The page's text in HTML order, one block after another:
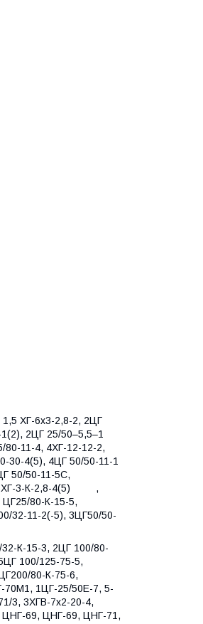
ХГ-6х3-2,8-2, 2ЦГ
2ЦГ 25/50–5,5–1
11-4, 4ХГ-12-12-2,
30-4(5), 4ЦГ 50/50-11-1
50/50-11-5С,
3-К-2,8-4(5) ,
80-К-15-5,
32-11-2(-5), 3ЦГ50/50-
К-15-3, 2ЦГ 100/80-
100/125-75-5,
80-К-75-6,
70М1, 1ЦГ-25/50Е-7, 5-
3, 3ХГВ-7х2-20-4,
69, ЦНГ-69, ЦНГ-71,